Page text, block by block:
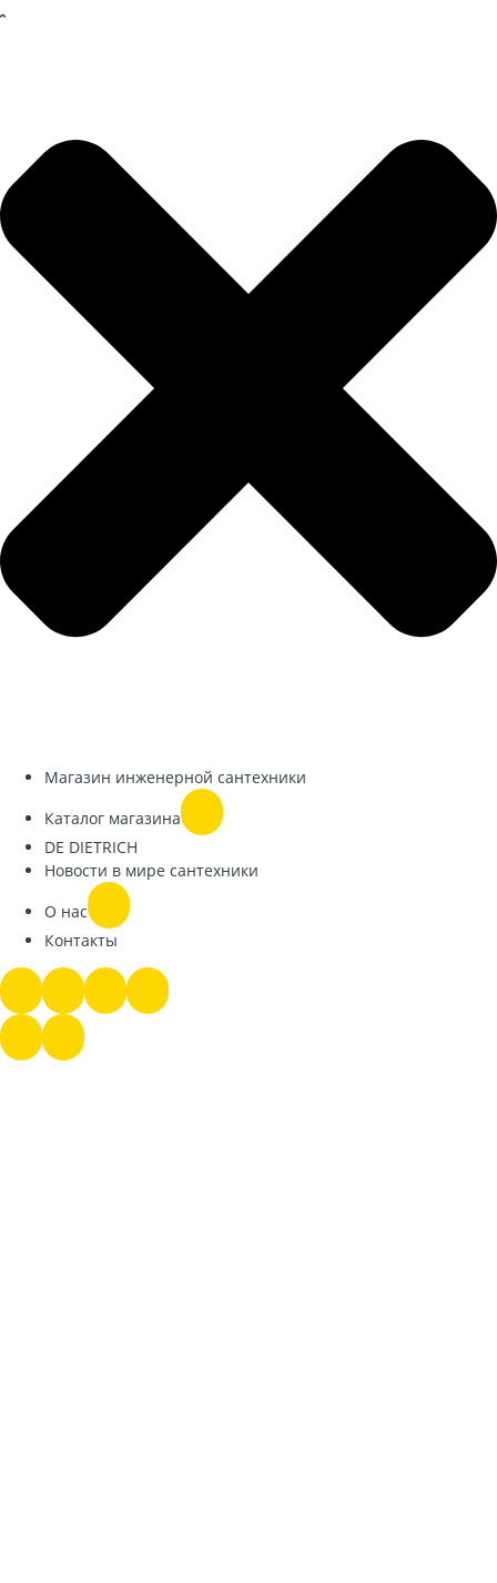
Магазин инженерной сантехники
Каталог магазина
DE DIETRICH
Новости в мире сантехники
О нас
Контакты